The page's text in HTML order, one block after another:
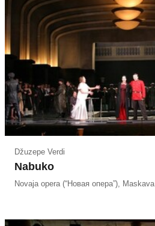
Džuzepe Verdi
Nabuko
Novaja opera (“Новая опера”), Maskava